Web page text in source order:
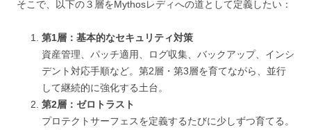
そこで、以下の３層をMythosレディへの道として定義したい：
第1層：基本的なセキュリティ対策
資産管理、パッチ適用、ログ収集、バックアップ、インシ
デント対応手順など。第2層・第3層を育てながら、並行
して継続的に強化する土台。
第2層：ゼロトラスト
プロテクトサーフェスを定義するたびに少しずつ育てる。